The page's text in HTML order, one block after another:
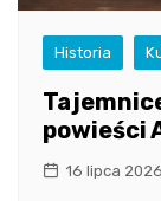
Historia
powieści
16 lipca 2026